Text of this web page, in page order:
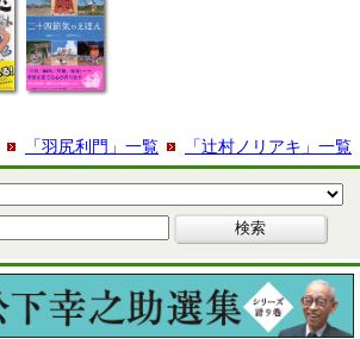
「辻村ノリアキ」一覧
「羽尻利門」一覧